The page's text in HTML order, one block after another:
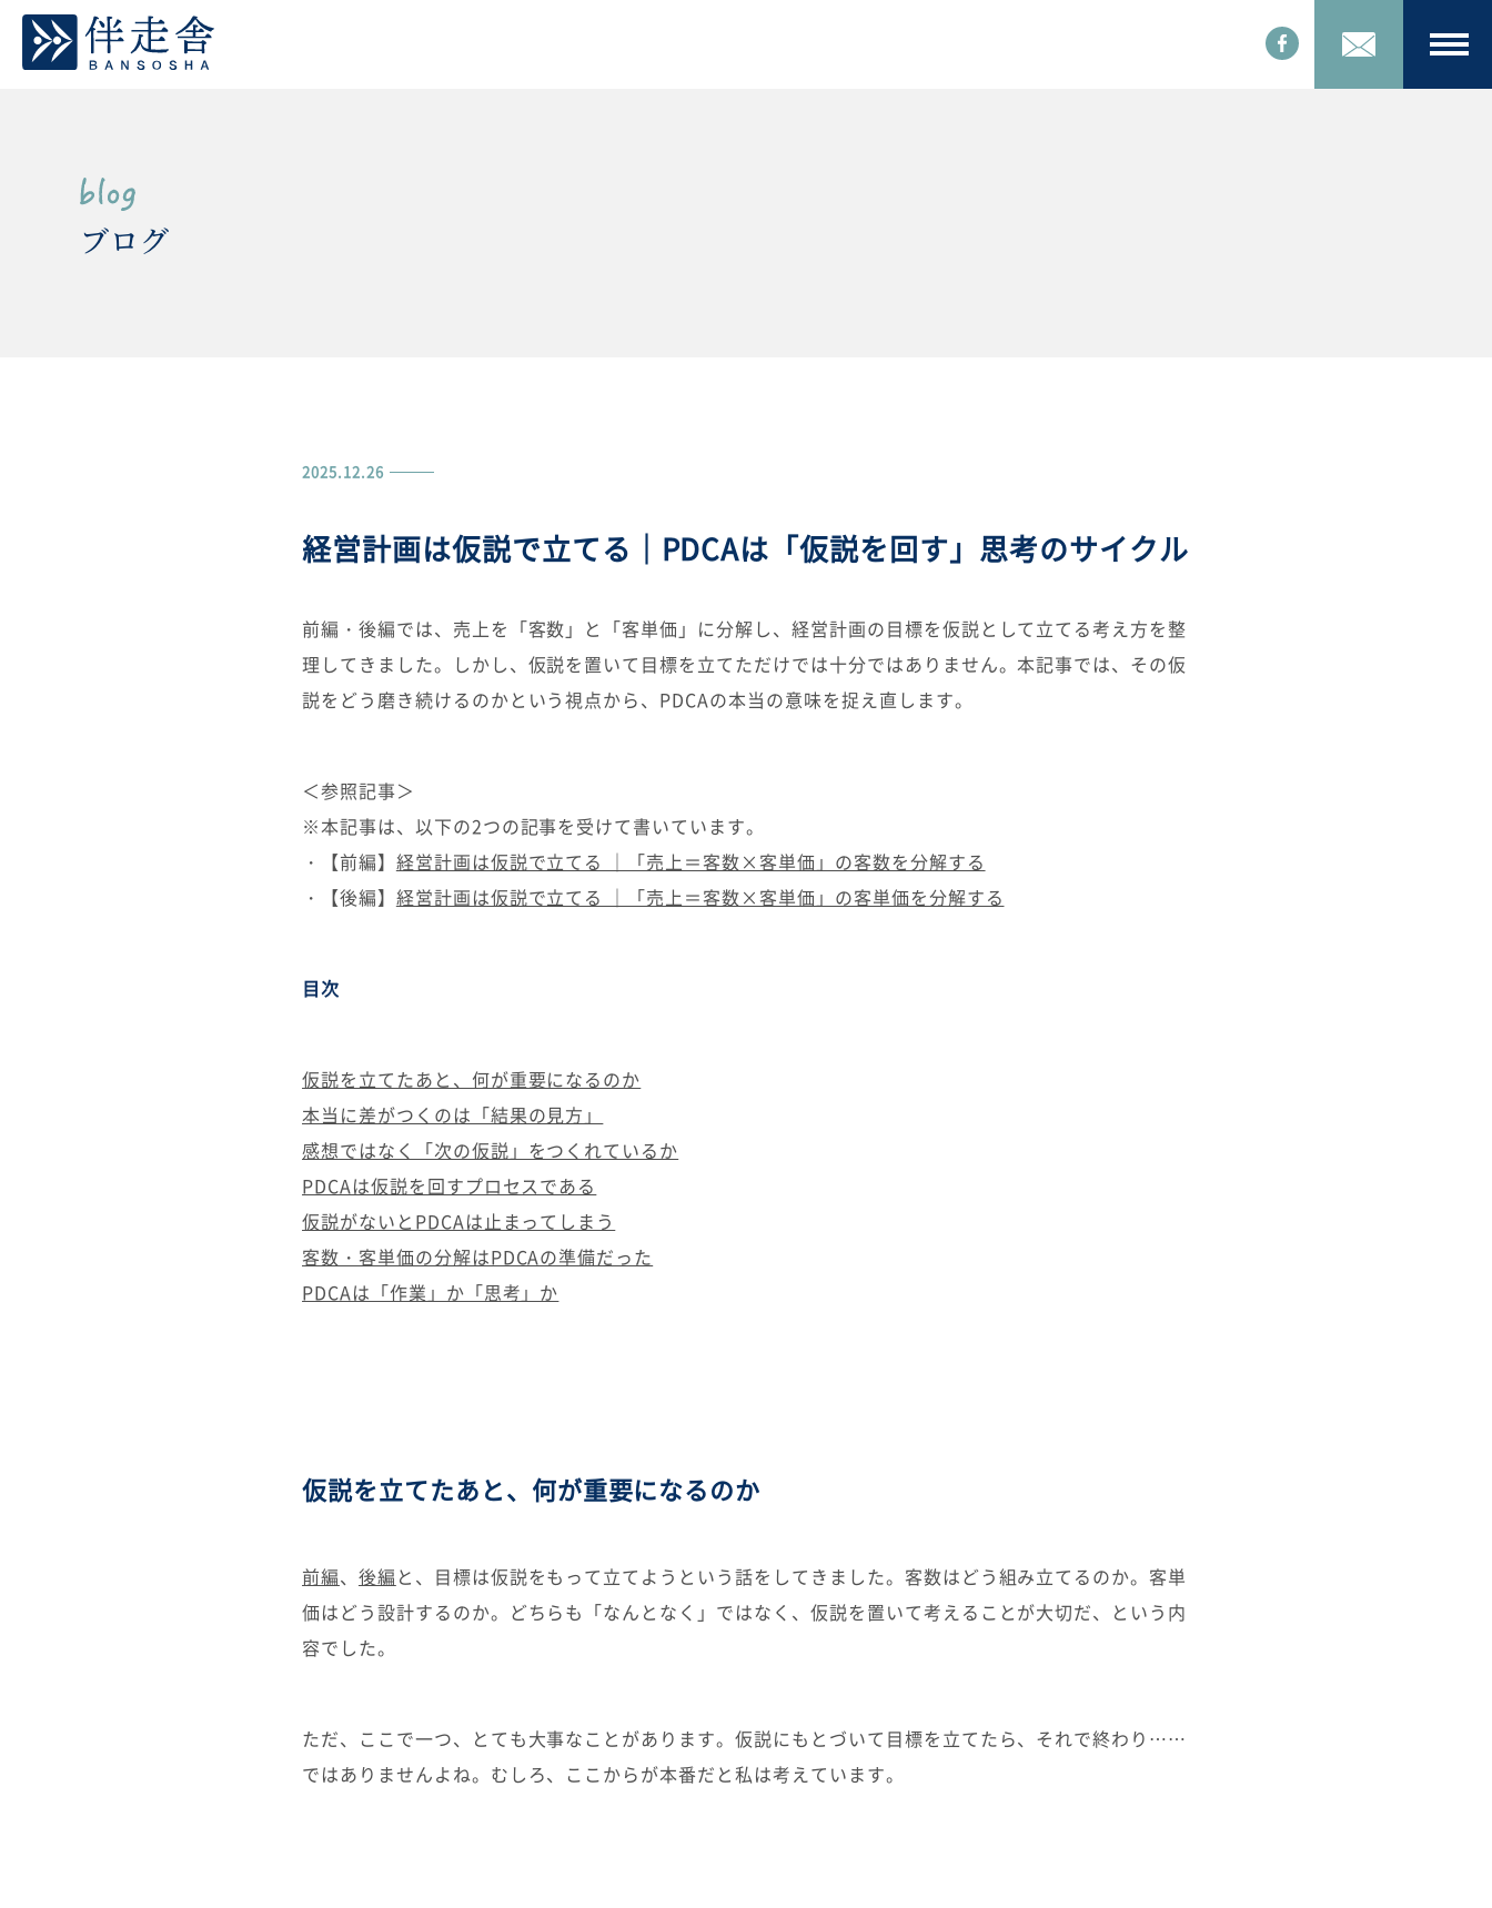
ブログ
2025.12.26
経営計画は仮説で立てる｜PDCAは「仮説を回す」思考のサイクル
前編・後編では、売上を「客数」と「客単価」に分解し、経営計画の目標を仮説として立てる考え方を整
理してきました。しかし、仮説を置いて目標を立てただけでは十分ではありません。本記事では、その仮
説をどう磨き続けるのかという視点から、PDCAの本当の意味を捉え直します。
＜参照記事＞
※本記事は、以下の2つの記事を受けて書いています。
・【前編】 経営計画は仮説で立てる ｜「売上＝客数×客単価」の客数を分解する
・【後編】 経営計画は仮説で立てる ｜「売上＝客数×客単価」の客単価を分解する
目次
仮説を立てたあと、何が重要になるのか
本当に差がつくのは「結果の見方」
感想ではなく「次の仮説」をつくれているか
PDCAは仮説を回すプロセスである
仮説がないとPDCAは止まってしまう
客数・客単価の分解はPDCAの準備だった
PDCAは「作業」か「思考」か
仮説を立てたあと、何が重要になるのか
前編、 後編 と、目標は仮説をもって立てようという話をしてきました。客数はどう組み立てるのか。客単
価はどう設計するのか。どちらも「なんとなく」ではなく、仮説を置いて考えることが大切だ、という内
容でした。
ただ、ここで一つ、とても大事なことがあります。仮説にもとづいて目標を立てたら、それで終わり……
ではありませんよね。むしろ、ここからが本番だと私は考えています。